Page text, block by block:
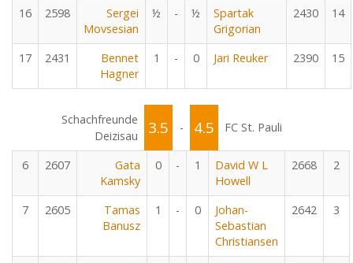
16 2598
Sergei
Movsesian
½ - ½
Spartak
Grigorian
2430 14
17 2431
Bennet
Hagner
1 - 0 Jari Reuker 2390 15
Schachfreunde
Deizisau
3.5 - 4.5 FC St. Pauli
6 2607
Gata
Kamsky
0 - 1
David W L
Howell
2668 2
7 2605
Tamas
Banusz
1 - 0
Johan-
Sebastian
Christiansen
2642 3